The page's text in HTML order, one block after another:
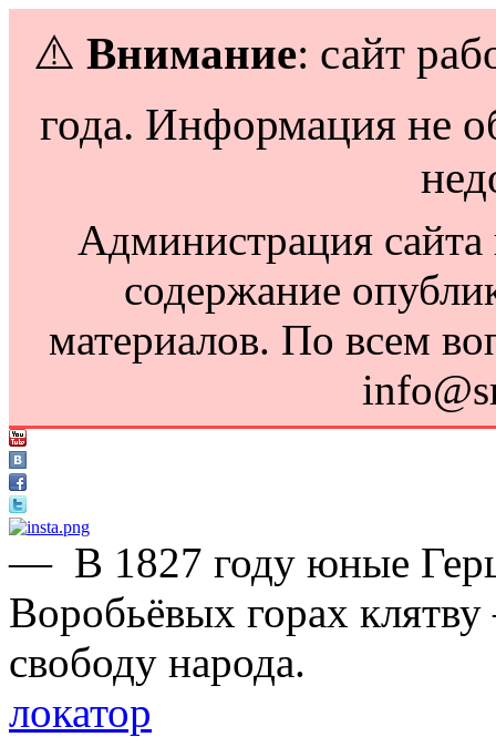
⚠️ Внимание: сайт
года. Информация не
Администрация сайта
содержание
материалов. По всем
— В 1827 году юные
Воробьёвых горах
свободу народа.
локатор